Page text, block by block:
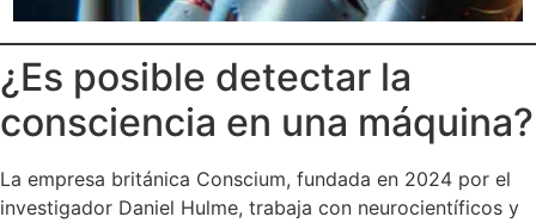
¿Es posible detectar la
consciencia en una máquina?
La empresa británica Conscium, fundada en 2024 por el
investigador Daniel Hulme, trabaja con neurocientíficos y